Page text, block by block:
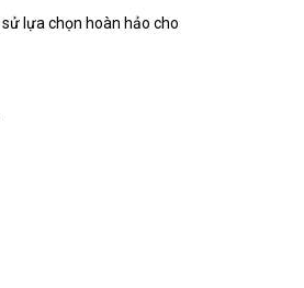
lựa chọn hoàn hảo cho